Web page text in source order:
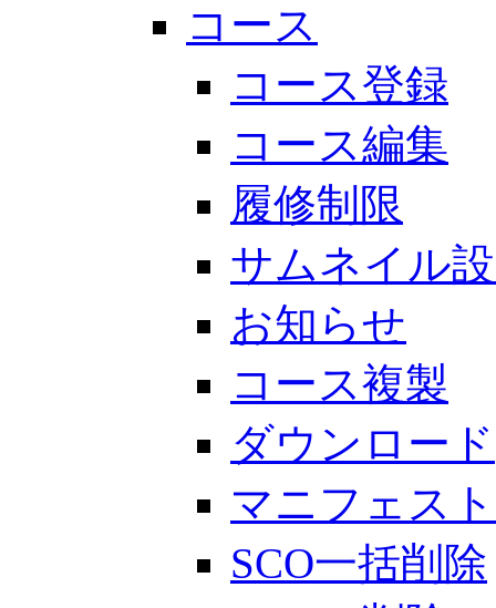
コース
コース登録
コース編集
履修制限
サムネイル
お知らせ
コース複製
ダウンロード
マニフェス
SCO一括削除